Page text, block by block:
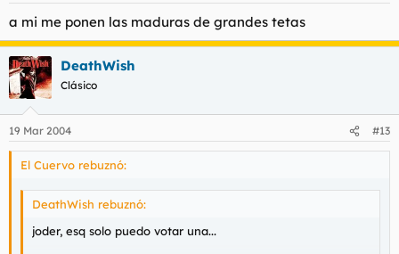
a mi me ponen las maduras de grandes tetas
DeathWish
Clásico
19 Mar 2004 #13
El Cuervo rebuznó:
DeathWish rebuznó:
joder, esq solo puedo votar una...